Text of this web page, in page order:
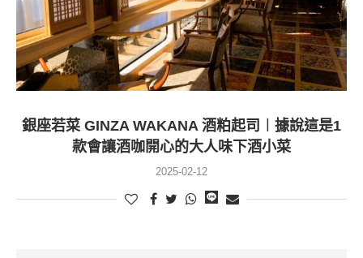
銀座若菜 GINZA WAKANA 酒粕起司︱據說這是1
款會讓酒咖開心的大人味下酒小菜
2025-02-12